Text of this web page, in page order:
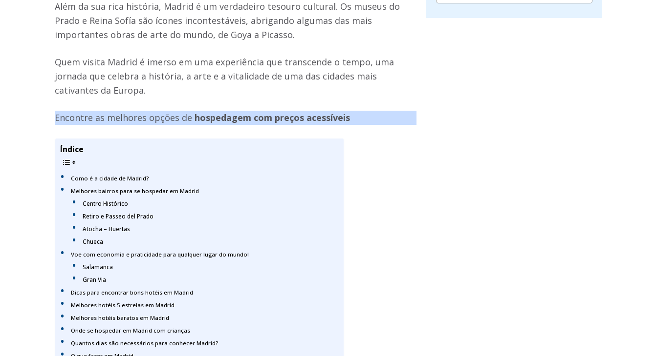
Além da sua rica história, Madrid é um verdadeiro tesouro cultural. Os museus do
Prado e Reina Sofía são ícones incontestáveis, abrigando algumas das mais
importantes obras de arte do mundo, de Goya a Picasso.
Quem visita Madrid é imerso em uma experiência que transcende o tempo, uma
jornada que celebra a história, a arte e a vitalidade de uma das cidades mais
cativantes da Europa.
Encontre as melhores opções de hospedagem com preços acessíveis
Índice
Como é a cidade de Madrid?
Melhores bairros para se hospedar em Madrid
Centro Histórico
Retiro e Passeo del Prado
Atocha – Huertas
Chueca
Voe com economia e praticidade para qualquer lugar do mundo!
Salamanca
Gran Via
Dicas para encontrar bons hotéis em Madrid
Melhores hotéis 5 estrelas em Madrid
Melhores hotéis baratos em Madrid
Onde se hospedar em Madrid com crianças
Quantos dias são necessários para conhecer Madrid?